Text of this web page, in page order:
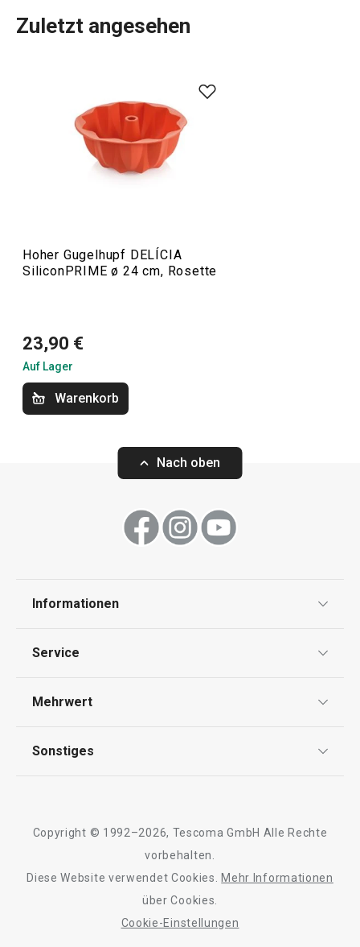
zeichnen sich durch das verwendete Material -
hochwertiges, hitzebeständiges Silikon - aus. Diese
hauptsächlich zum
verwendeten Werkzeuge
stellen eine moderne Alternative zu klassischen Metall-
oder Porzellanprodukten dar. Sie sind pflegeleicht,
Aufsteckrollen und Backmatten
SiliconPRIME
Zuletzt angesehen
Hoher Gugelhupf DELÍCIA
SiliconPRIME ø 24 cm, Rosette
23,90 €
Auf Lager
Warenkorb
Nach oben
Informationen
Impressum
Service
Kontaktformular
Mehrwert
Qualität
Sonstiges
Barrierefreiheit
Copyright © 1992–2026, Tescoma GmbH Alle Rechte
vorbehalten.
Diese Website verwendet Cookies.
Mehr Informationen
über Cookies.
Cookie-Einstellungen